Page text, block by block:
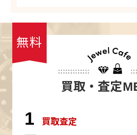
無料
買取・査定
1 買取査定